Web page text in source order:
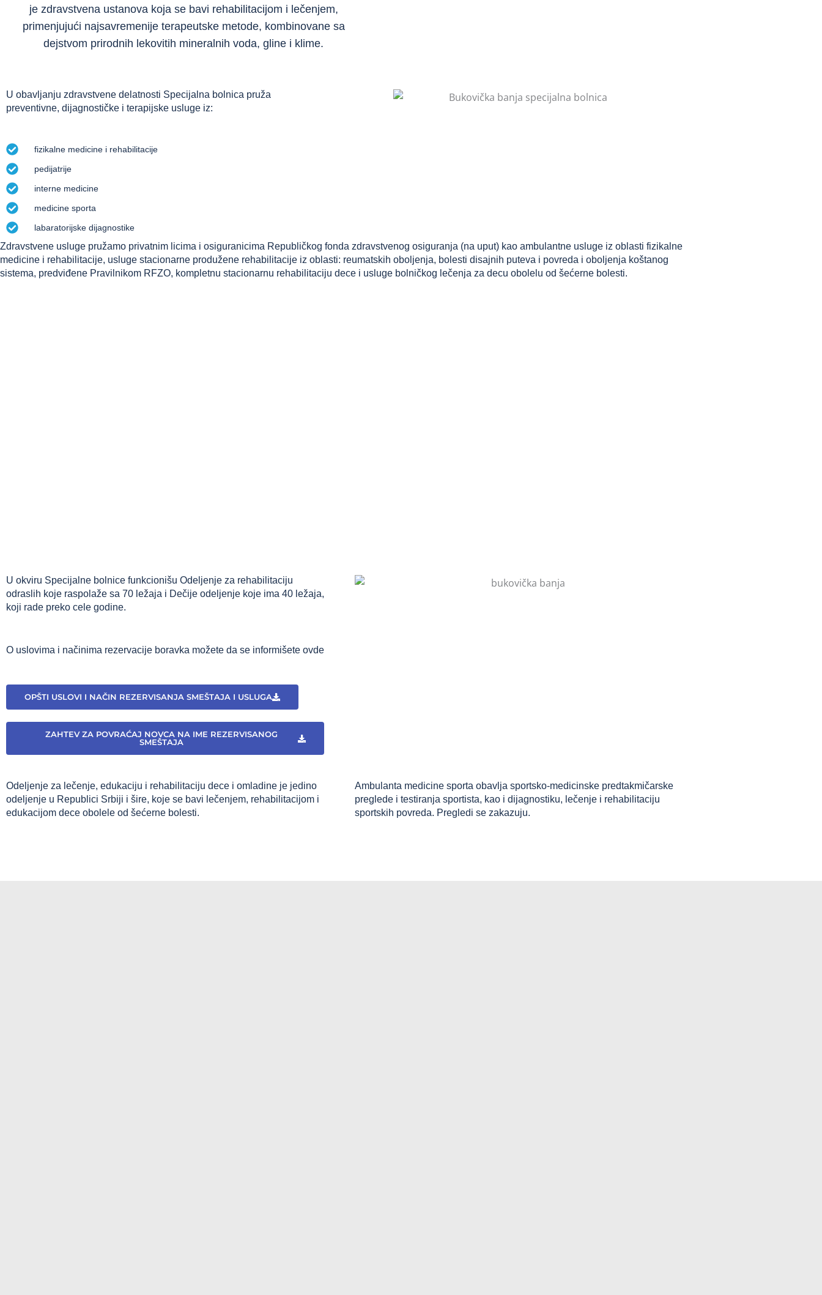
je zdravstvena ustanova koja se bavi rehabilitacijom i lečenjem,
primenjujući najsavremenije terapeutske metode, kombinovane sa
dejstvom prirodnih lekovitih mineralnih voda, gline i klime.
U obavljanju zdravstvene delatnosti Specijalna bolnica pruža
preventivne, dijagnostičke i terapijske usluge iz:
fizikalne medicine i rehabilitacije
pedijatrije
interne medicine
medicine sporta
labaratorijske dijagnostike
Zdravstvene usluge pružamo privatnim licima i osiguranicima Republičkog fonda zdravstvenog osiguranja (na uput) kao ambulantne usluge iz oblasti fizikalne
medicine i rehabilitacije, usluge stacionarne produžene rehabilitacije iz oblasti: reumatskih oboljenja, bolesti disajnih puteva i povreda i oboljenja koštanog
sistema, predviđene Pravilnikom RFZO, kompletnu stacionarnu rehabilitaciju dece i usluge bolničkog lečenja za decu obolelu od šećerne bolesti.
U okviru Specijalne bolnice funkcionišu Odeljenje za rehabilitaciju
odraslih koje raspolaže sa 70 ležaja i Dečije odeljenje koje ima 40 ležaja,
koji rade preko cele godine.
O uslovima i načinima rezervacije boravka možete da se informišete ovde
OPŠTI USLOVI I NAČIN REZERVISANJA SMEŠTAJA I USLUGA
ZAHTEV ZA POVRAĆAJ NOVCA NA IME REZERVISANOG
SMEŠTAJA
Odeljenje za lečenje, edukaciju i rehabilitaciju dece i omladine je jedino
odeljenje u Republici Srbiji i šire, koje se bavi lečenjem, rehabilitacijom i
edukacijom dece obolele od šećerne bolesti.
Ambulanta medicine sporta obavlja sportsko-medicinske predtakmičarske
preglede i testiranja sportista, kao i dijagnostiku, lečenje i rehabilitaciju
sportskih povreda. Pregledi se zakazuju.